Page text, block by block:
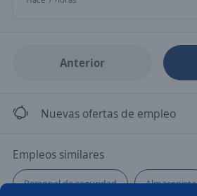
Anterior
Nuevas ofertas de empleo
Empleos similares
Personal de seguridad Almacenista